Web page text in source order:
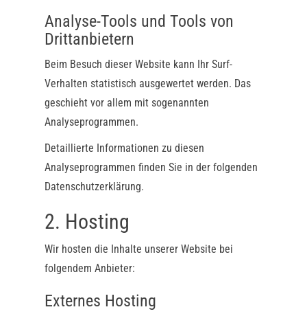
Analyse-Tools und Tools von
Dritt­anbietern
Beim Besuch dieser Website kann Ihr Surf-
Verhalten statistisch ausgewertet werden. Das
geschieht vor allem mit sogenannten
Analyseprogrammen.
Detaillierte Informationen zu diesen
Analyseprogrammen finden Sie in der folgenden
Datenschutzerklärung.
2. Hosting
Wir hosten die Inhalte unserer Website bei
folgendem Anbieter:
Externes Hosting